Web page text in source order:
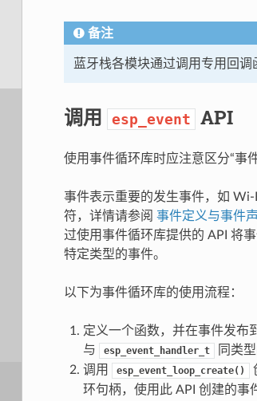
备注
蓝牙栈各模块通过调用专用回调
调用 esp_event API
使用事件循环库时应注意区分“事件
事件表示重要的发生事件，如
符，详情请参阅 事件定义与事件
过使用事件循环库提供的 API 将
特定类型的事件。
以下为事件循环库的使用流程：
定义一个函数，并在事件发布
与
esp_event_handler_t
同类
调用
esp_event_loop_create()
环句柄，使用此 API 创建的事